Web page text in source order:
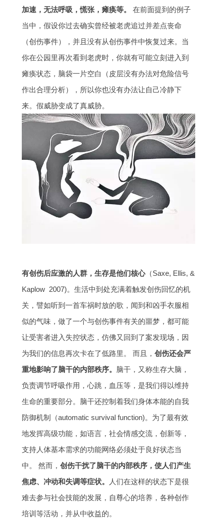
加速，无法呼吸，慌张，瘫痪等。
在前面提到的例子
当中，假设你过去确实曾经被老虎追过并差点丧命
（创伤事件），并且没有从创伤事件中恢复过来。当
你在公园里再次看到老虎时，你就有可能立刻进入到
瘫痪状态，脑袋一片空白（皮层没有办法对危险信号
作出合理分析），所以你也没有办法让自己冷静下
来。假威胁变成了真威胁。
有创伤后应激的人群，生存是他们核心（Saxe, Ellis, &
Kaplow 2007)。生活中到处充满着触发创伤回忆的机
关，譬如听到一首车祸时放的歌，闻到和凶手衣服相
似的气味，做了一个与创伤事件有关的噩梦，都可能
让受害者进入失控状态，仿佛又回到了案发现场，因
为我们的信息再次卡在了低路里。 而且， 创伤还会严
重地影响了脑干的内部秩序。
脑干，又称生存大脑，
负责调节呼吸作用，心跳，血压等，是我们得以维持
生命的重要部分。脑干还控制着我们身体本能的自我
防御机制（automatic survival function)。为了最有效
地发挥高级功能，如语言，社会情感交流，创新等，
支持人体基本需求的功能网络必须处于良好状态当
中。 然而， 创伤干扰了脑干的内部秩序，使人们产生
焦虑、冲动和失调等症状。
人们在这样的状态下是很
难去参与社会技能的发展，自尊心的培养，各种创作
培训等活动，并从中收益的。